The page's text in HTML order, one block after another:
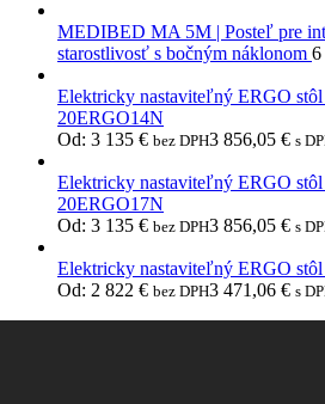
MEDIBED MA 5M | Posteľ pre
starostlivosť s bočným náklonom 6
Elektricky nastaviteľný ERGO stôl
20ERGO14N
Od: 3 135 € bez DPH3 856,05 € s
Elektricky nastaviteľný ERGO stôl
20ERGO17N
Od: 3 135 € bez DPH3 856,05 € s
Elektricky nastaviteľný ERGO
Od: 2 822 € bez DPH3 471,06 € s